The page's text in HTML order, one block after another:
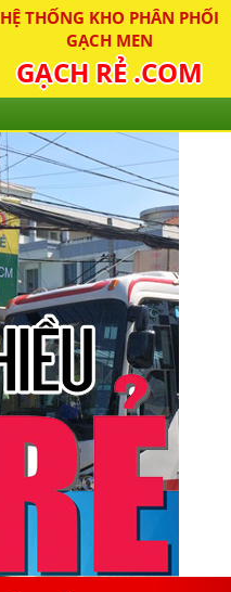
HỆ THỐNG KHO PHÂN PHỐI
GẠCH MEN
GẠCH RẺ .COM